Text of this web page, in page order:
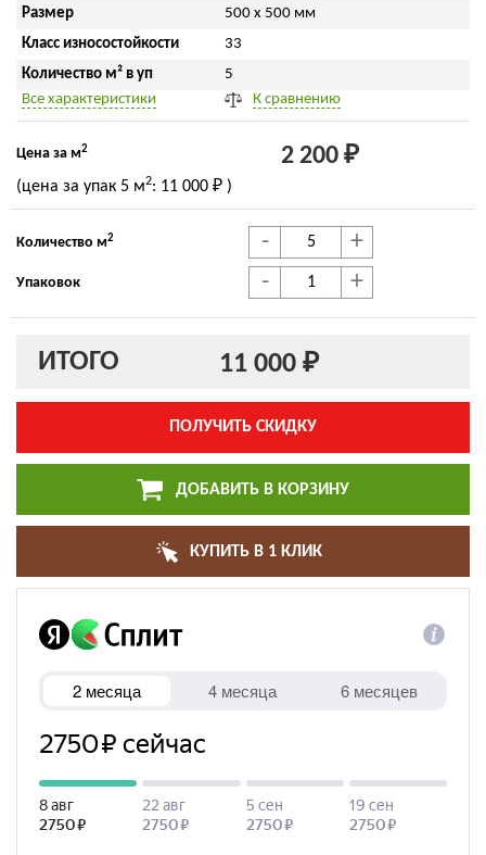
Размер
500 x 500 мм
Класс износостойкости
33
Количество м² в уп
5
Все характеристики
К сравнению
Цена за м2 2 200 ₽
(цена за упак 5 м2: 11 000 ₽ )
Количество м2 - +
Упаковок - +
ИТОГО 11 000 ₽
ПОЛУЧИТЬ СКИДКУ
ДОБАВИТЬ В КОРЗИНУ
КУПИТЬ В 1 КЛИК